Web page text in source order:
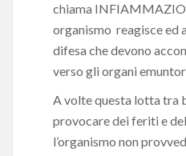
chiama
organismo reagisce ed
difesa che devono
verso gli organi
A volte questa lotta tra
provocare dei feriti e
l’organismo non